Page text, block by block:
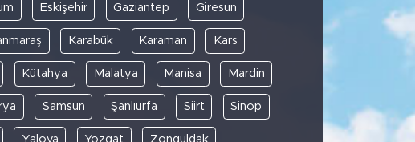
Eskişehir Gaziantep Giresun
Karabük Karaman Kars
Kütahya Malatya Manisa Mardin
Samsun Şanlıurfa Siirt Sinop
Yalova Yozgat Zonguldak